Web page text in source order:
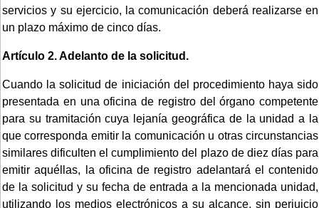
servicios y su ejercicio, la comunicación deberá realizarse en
un plazo máximo de cinco días.
Artículo 2.Adelanto de la solicitud.
Cuando la solicitud de iniciación del procedimiento haya sido
presentada en una oficina de registro del órgano competente
para su tramitación cuya lejanía geográfica de la unidad a la
que corresponda emitir la comunicación u otras circunstancias
similares dificulten el cumplimiento del plazo de diez días para
emitir aquéllas, la oficina de registro adelantará el contenido
de la solicitud y su fecha de entrada a la mencionada unidad,
utilizando los medios electrónicos a su alcance, sin perjuicio